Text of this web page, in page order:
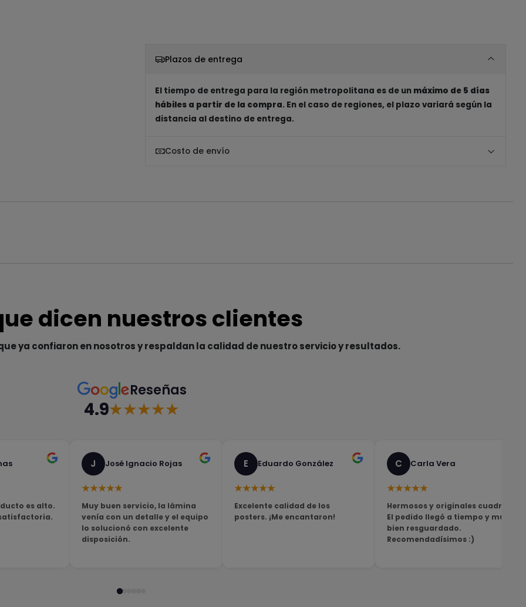
Plazos de entrega
El tiempo de entrega para la región metropolitana es de un máximo de 5 días
hábiles a partir de la compra. En el caso de regiones, el plazo variará según la
distancia al destino de entrega.
Costo de envío
dicen nuestros clientes
ya confiaron en nosotros y respaldan la calidad de nuestro servicio y resultados.
Reseñas
4.9★★★★★
es alto.
J José Ignacio Rojas
★★★★★
Muy buen servicio, la lámina
venía con un detalle y el equipo
lo solucionó con excelente
disposición.
E Eduardo González
★★★★★
Excelente calidad de los
posters. ¡Me encantaron!
C Carla Vera
★★★★★
Hermosos y originales cuadros!
El pedido llegó a tiempo y muy
bien resguardado.
Recomendadísimos :)